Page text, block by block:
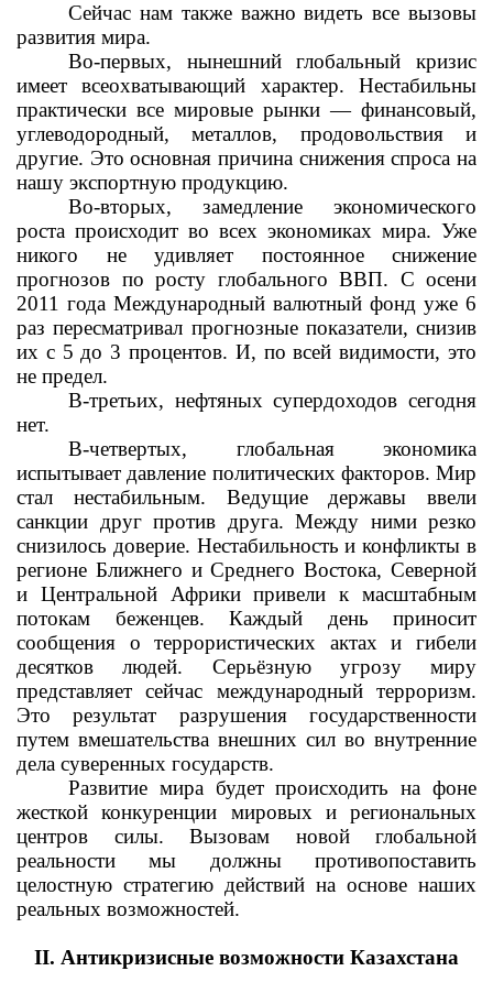
Сейчас нам также важно видеть все вызовы
развития мира.
Во-первых, нынешний глобальный кризис
имеет всеохватывающий характер. Нестабильны
практически все мировые рынки — финансовый,
углеводородный, металлов, продовольствия и
другие. Это основная причина снижения спроса на
нашу экспортную продукцию.
Во-вторых, замедление экономического
роста происходит во всех экономиках мира. Уже
никого не удивляет постоянное снижение
прогнозов по росту глобального ВВП. С осени
2011 года Международный валютный фонд уже 6
раз пересматривал прогнозные показатели, снизив
их с 5 до 3 процентов. И, по всей видимости, это
не предел.
В-третьих, нефтяных супердоходов сегодня
нет.
В-четвертых, глобальная экономика
испытывает давление политических факторов. Мир
стал нестабильным. Ведущие державы ввели
санкции друг против друга. Между ними резко
снизилось доверие. Нестабильность и конфликты в
регионе Ближнего и Среднего Востока, Северной
и Центральной Африки привели к масштабным
потокам беженцев. Каждый день приносит
сообщения о террористических актах и гибели
десятков людей. Серьёзную угрозу миру
представляет сейчас международный терроризм.
Это результат разрушения государственности
путем вмешательства внешних сил во внутренние
дела суверенных государств.
Развитие мира будет происходить на фоне
жесткой конкуренции мировых и региональных
центров силы. Вызовам новой глобальной
реальности мы должны противопоставить
целостную стратегию действий на основе наших
реальных возможностей.
II. Антикризисные возможности Казахстана